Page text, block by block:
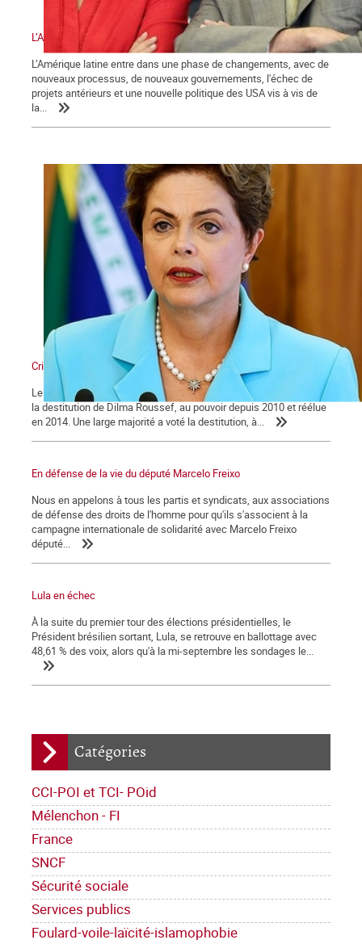
Catégories
CCI-POI et TCI- POid
Mélenchon - FI
France
SNCF
Sécurité sociale
Services publics
Foulard-voile-laïcité-islamophobie
L’Amérique latine et les défis de la gauche
L’Amérique latine entre dans une phase de changements, avec de
nouveaux processus, de nouveaux gouvernements, l'échec de
projets antérieurs et une nouvelle politique des USA vis à vis de
la...
Crise politique au Brésil
Le 18 avril, la Chambre des députés du Brésil a voté en faveur de
la destitution de Dilma Roussef, au pouvoir depuis 2010 et réélue
en 2014. Une large majorité a voté la destitution, à...
En défense de la vie du député Marcelo Freixo
Nous en appelons à tous les partis et syndicats, aux associations
de défense des droits de l'homme pour qu'ils s'associent à la
campagne internationale de solidarité avec Marcelo Freixo
député...
Lula en échec
À la suite du premier tour des élections présidentielles, le
Président brésilien sortant, Lula, se retrouve en ballottage avec
48,61 % des voix, alors qu'à la mi-septembre les sondages le...